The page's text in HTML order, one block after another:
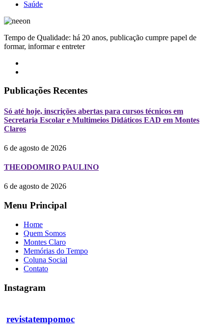
Saúde
Tempo de Qualidade: há 20 anos, publicação cumpre papel de
formar, informar e entreter
Publicações Recentes
Só até hoje, inscrições abertas para cursos técnicos em
Secretaria Escolar e Multimeios Didáticos EAD em Montes
Claros
6 de agosto de 2026
THEODOMIRO PAULINO
6 de agosto de 2026
Menu Principal
Home
Quem Somos
Montes Claro
Memórias do Tempo
Coluna Social
Contato
Instagram
revistatempomoc